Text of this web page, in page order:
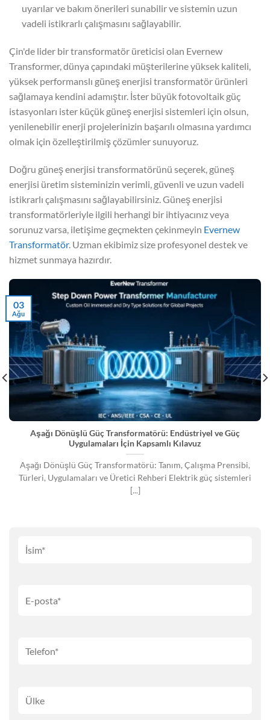
uyarılar ve bakım önerileri sunabilir ve sistemin uzun
vadeli istikrarlı çalışmasını sağlayabilir.
Çin'de lider bir transformatör üreticisi olan Evernew
Transformer, dünya çapındaki müşterilerine yüksek kaliteli,
yüksek performanslı güneş enerjisi transformatör ürünleri
sağlamaya kendini adamıştır. İster büyük fotovoltaik güç
istasyonları ister küçük güneş enerjisi sistemleri için olsun,
yenilenebilir enerji projelerinizin başarılı olmasına yardımcı
olmak için özelleştirilmiş çözümler sunuyoruz.
Doğru güneş enerjisi transformatörünü seçerek, güneş
enerjisi üretim sisteminizin verimli, güvenli ve uzun vadeli
istikrarlı çalışmasını sağlayabilirsiniz. Güneş enerjisi
transformatörleriyle ilgili herhangi bir ihtiyacınız veya
sorunuz varsa, iletişime geçmekten çekinmeyin Evernew
Transformatör. Uzman ekibimiz size profesyonel destek ve
hizmet sunmaya hazırdır.
Aşağı Dönüşlü Güç Transformatörü: Endüstriyel ve Güç
Uygulamaları İçin Kapsamlı Kılavuz
Aşağı Dönüşlü Güç Transformatörü: Tanım, Çalışma Prensibi,
Türleri, Uygulamaları ve Üretici Rehberi Elektrik güç sistemleri
[...]
03
Ağu